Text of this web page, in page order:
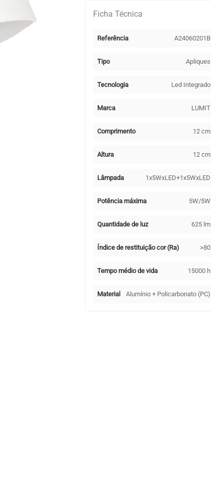
LED
4000K
Ficha Técnica
Referência A24060201B
Tipo Apliques
Tecnologia Led Integrado
Marca LUMIT
Comprimento 12 cm
Altura 12 cm
Lâmpada 1x5WxLED+1x5WxLED
Potência máxima 5W/5W
Quantidade de luz 625 lm
Índice de restituição cor (Ra) >80
Tempo médio de vida 15000 h
Material Alumínio + Policarbonato (PC)